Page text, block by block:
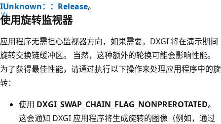
IUnknown：：Release。
使用旋转监视器
应用程序无需担心监视器方向，如果需要，DXGI 将在演示期间
旋转交换链缓冲区。 当然，这种额外的轮换可能会影响性能。
为了获得最佳性能，请通过执行以下操作来处理应用程序中的旋
转：
使用 DXGI_SWAP_CHAIN_FLAG_NONPREROTATED。
这会通知 DXGI 应用程序将生成旋转的图像（例如，通过